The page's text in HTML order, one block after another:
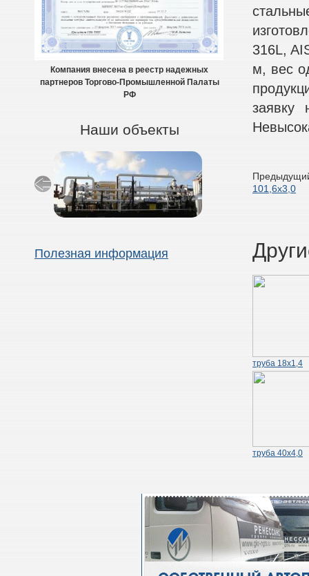
Компания внесена в реестр надежных
партнеров Торгово-Промышленной Палаты
РФ
Наши объекты
Полезная информация
316L,
м, вес
заявку
101,6х3,0
труба 18х1,4
труба 40х4,0